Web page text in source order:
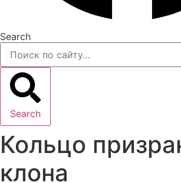
Search
Search
Кольцо
клона